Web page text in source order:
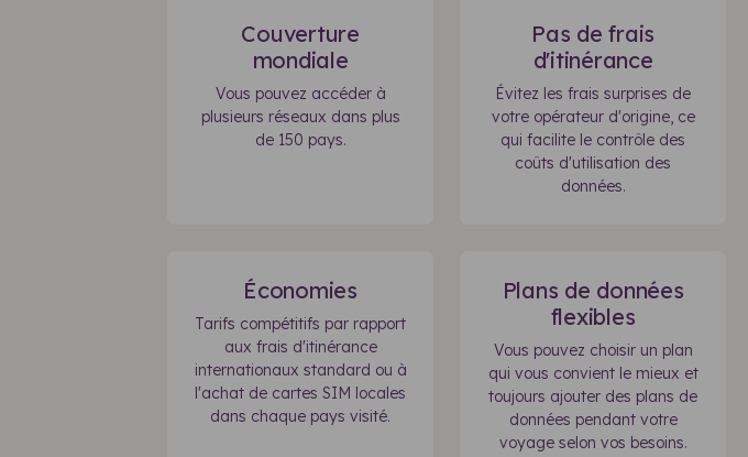
Couverture
mondiale
Vous pouvez accéder à
plusieurs réseaux dans plus
de 150 pays.
Pas de frais
d'itinérance
Évitez les frais surprises de
votre opérateur d'origine, ce
qui facilite le contrôle des
coûts d'utilisation des
données.
Économies
Tarifs compétitifs par rapport
aux frais d'itinérance
internationaux standard ou à
l'achat de cartes SIM locales
dans chaque pays visité.
Plans de données
flexibles
Vous pouvez choisir un plan
qui vous convient le mieux et
toujours ajouter des plans de
données pendant votre
voyage selon vos besoins.